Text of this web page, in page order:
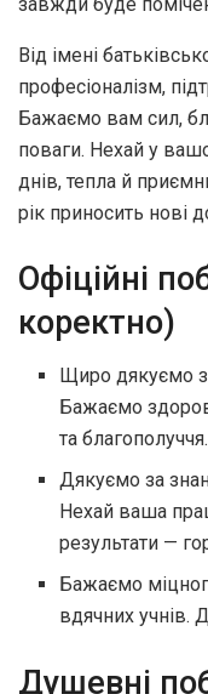
Від імені
професіоналізм,
Бажаємо вам сил,
поваги. Нехай у
днів, тепла й
рік приносить нові
Офіційні
коректно)
Щиро дякуємо
Бажаємо
та благополуччя.
Дякуємо за
Нехай ваша
результати —
Бажаємо
вдячних учнів.
Душевні